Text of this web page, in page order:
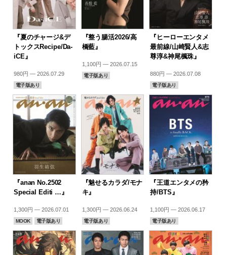
『夏のチャージ&デ
トックスRecipe/Da-
iCE』
980円 — 2026.07.29
電子版あり
『整う腸活2026/高
橋藍』
1,100円 — 2026.07.15
電子版あり
『ヒーローエンタメ
最前線/山崎賢人&志
尊淳&神尾楓珠』
880円 — 2026.07.08
電子版あり
『anan No.2502
Special Editi …』
1,300円 — 2026.07.01
MOOK 電子版あり
『魅せるカラダ/モナ
キ』
1,300円 — 2026.06.24
電子版あり
『王道エンタメの矜
持/BTS』
1,100円 — 2026.06.17
電子版あり